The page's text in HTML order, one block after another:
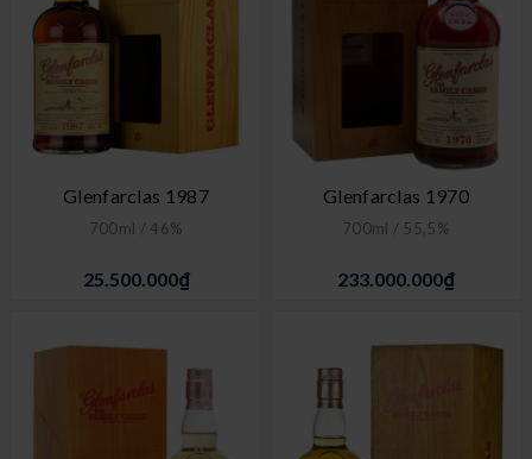
Glenfarclas 1987
700ml / 46%
25.500.000₫
Glenfarclas 1970
700ml / 55,5%
233.000.000₫